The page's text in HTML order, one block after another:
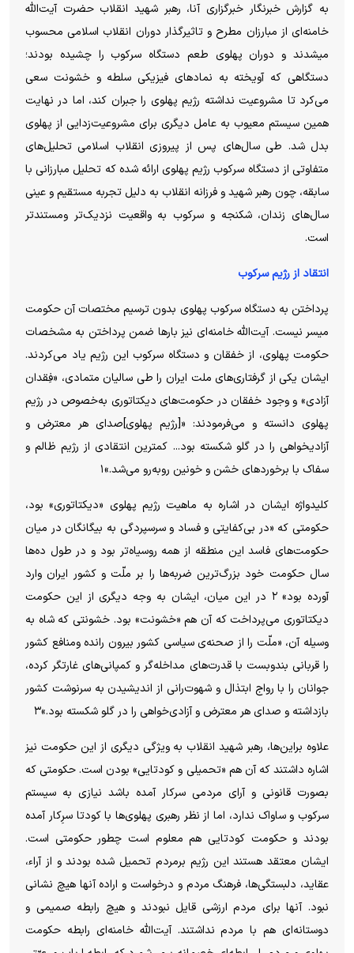
به گزارش خبرنگار خبرگزاری آنا، رهبر شهید انقلاب حضرت آیت‌الله
خامنه‌ای از مبارزان مطرح و تاثیرگذار دوران انقلاب اسلامی محسوب
میشدند و دوران پهلوی طعم دستگاه سرکوب را چشیده بودند؛
دستگاهی که آویخته به نماد‌های فیزیکی سلطه و خشونت سعی
می‌کرد تا مشروعیت نداشته رژیم پهلوی را جبران کند، اما در نهایت
همین سیستم معیوب به عامل دیگری برای مشروعیت‌زدایی از پهلوی
بدل شد. طی سال‌های پس از پیروزی انقلاب اسلامی تحلیل‌های
متفاوتی از دستگاه سرکوب رژیم پهلوی ارائه شده که تحلیل مبارزانی با
سابقه، چون رهبر شهید و فرزانه انقلاب به دلیل تجربه مستقیم و عینی
سال‌های زندان، شکنجه و سرکوب به واقعیت نزدیک‌تر ومستندتر
است.
انتقاد از رژیم سرکوب
پرداختن به دستگاه سرکوب پهلوی بدون ترسیم مختصات آن حکومت
میسر نیست. آیت‌الله خامنه‌ای نیز بار‌ها ضمن پرداختن به مشخصات
حکومت پهلوی، از خفقان و دستگاه سرکوب این رژیم یاد می‌کردند.
ایشان یکی از گرفتاری‌های ملت ایران را طی سالیان متمادی، «فِقدان
آزادی» و وجود خفقان در حکومت‌های دیکتاتوری به‌خصوص در رژیم
پهلوی دانسته و می‌فرمودند: «[رژیم پهلوی]صدای هر معترض و
آزادیخواهی را در گلو شکسته بود... کمترین انتقادی از رژیم ظالم و
سفاک با برخورد‌های خشن و خونین رو‌به‌رو می‌شد.»۱
کلیدواژه ایشان در اشاره به ماهیت رژیم پهلوی «دیکتاتوری» بود،
حکومتی که «در بی‌کفایتی و فساد و سرسپردگی به بیگانگان در میان
حکومت‌های فاسد این منطقه از همه روسیاه‌تر بود و در طول ده‌ها
سال حکومت خود بزرگ‌ترین ضربه‌ها را بر ملّت و کشور ایران وارد
آورده بود» ۲ در این میان، ایشان به وجه دیگری از این حکومت
دیکتاتوری می‌پرداخت که آن هم «خشونت» بود. خشونتی که شاه به
وسیله آن، «ملّت را از صحنه‌ی سیاسی کشور بیرون رانده ومنافع کشور
را قربانی بندوبست با قدرت‌های مداخله‌گر و کمپانی‌های غارتگر کرده،
جوانان را با رواج ابتذال و شهوت‌رانی از اندیشیدن به سرنوشت کشور
بازداشته و صدای هر معترض و آزادی‌خواهی را در گلو شکسته بود.»۳
علاوه براین‌ها، رهبر شهید انقلاب به ویژگی دیگری از این حکومت نیز
اشاره داشتند که آن هم «تحمیلی و کودتایی» بودن است. حکومتی که
بصورت قانونی و آرای مردمی سرکار آمده باشد نیازی به سیستم
سرکوب و ساواک ندارد، اما از نظر رهبری پهلوی‌ها با کودتا سرِکار آمده
بودند و حکومت کودتایی هم معلوم است چطور حکومتی است.
ایشان معتقد هستند این رژیم برمردم تحمیل شده بودند و از آراء،
عقاید، دلبستگی‌ها، فرهنگ مردم و درخواست و اراده آنها هیچ نشانی
نبود. آنها برای مردم ارزشی قایل نبودند و هیچ رابطه صمیمی و
دوستانه‌ای هم با مردم نداشتند. آیت‌الله خامنه‌ای رابطه حکومت